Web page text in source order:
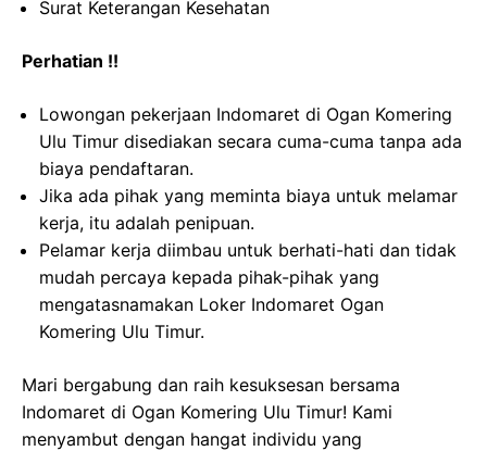
Surat Keterangan Kesehatan
Perhatian !!
Lowongan pekerjaan Indomaret di Ogan Komering
Ulu Timur disediakan secara cuma-cuma tanpa ada
biaya pendaftaran.
Jika ada pihak yang meminta biaya untuk melamar
kerja, itu adalah penipuan.
Pelamar kerja diimbau untuk berhati-hati dan tidak
mudah percaya kepada pihak-pihak yang
mengatasnamakan Loker Indomaret Ogan
Komering Ulu Timur.
Mari bergabung dan raih kesuksesan bersama
Indomaret di Ogan Komering Ulu Timur! Kami
menyambut dengan hangat individu yang